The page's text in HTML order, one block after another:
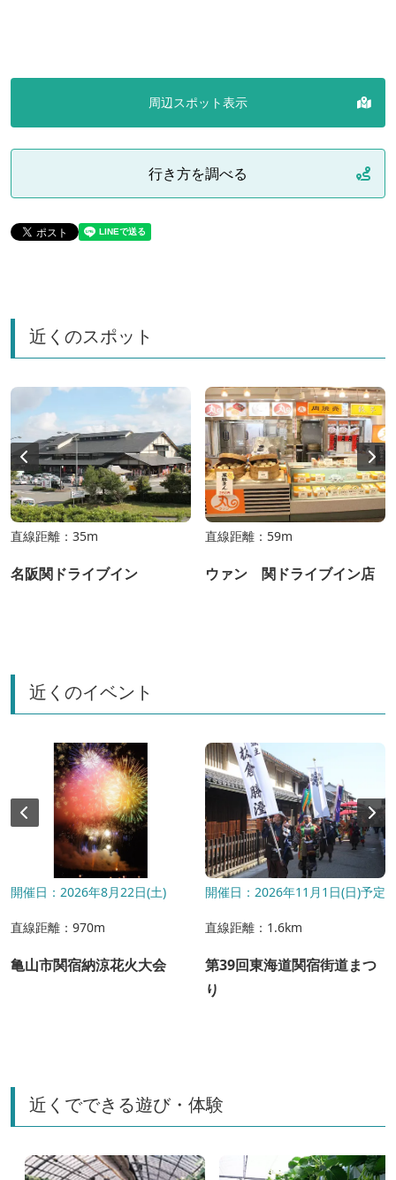
周辺スポット表示
行き方を調べる
近くのスポット
直線距離：35m
名阪関ドライブイン
直線距離：59m
ウァン 関ドライブイン店
近くのイベント
開催日：2026年8月22日(土)
直線距離：970m
亀山市関宿納涼花火大会
開催日：2026年11月1日(日)予定
直線距離：1.6km
第39回東海道関宿街道まつ
り
近くでできる遊び・体験